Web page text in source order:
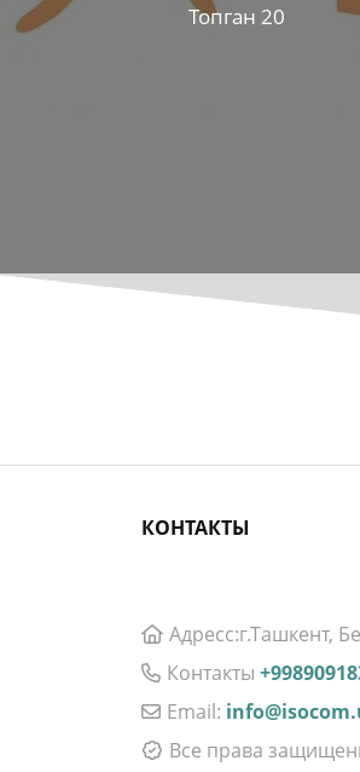
Топган 20
КОНТАКТЫ
Aдресс:г.Ташкент,
Контакты
Email:
Все права